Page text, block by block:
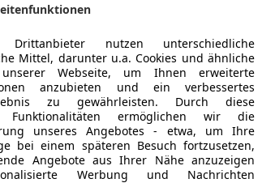
Start/
Tempomat
Media
Bluetooth
DAB-Radio
MP3
Radio
und Wagenheber
System: Autom. Distanzregelung
(Front Assist, bis
System: Einparkhilfe vorn und hinten
im Lade-/FG-Raum: - schiebbar vorn,
Heckklappe / Heckflügeltüren
Climatronic (Fahrerhaus + Lade-/
80 Ltr.
Perleffekt-Lackierung
nutzen unterschiedliche
Mittel, darunter u.a. Cookies und ähnliche
Webseite, um Ihnen erweiterte
anzubieten und ein verbessertes
zu gewährleisten. Durch diese
Funktionalitäten ermöglichen wir die
unseres Angebotes - etwa, um Ihre
bei einem späteren Besuch fortzusetzen,
Angebote aus Ihrer Nähe anzuzeigen
Werbung und Nachrichten